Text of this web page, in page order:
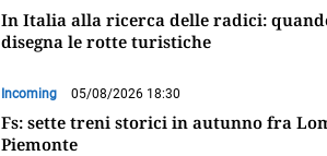
In Italia alla ricerca delle radici:
disegna le rotte turistiche
Incoming 05/08/2026 18:30
Fs: sette treni storici in autunno fra
Piemonte